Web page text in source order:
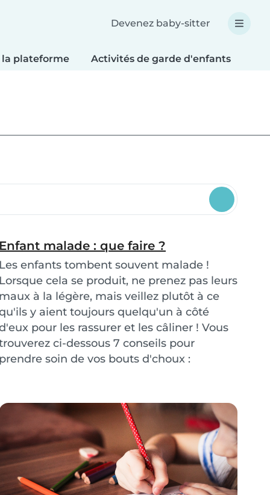
Devenez baby-sitter
la plateforme Activités de garde d'enfants
Enfant malade : que faire ?
Les enfants tombent souvent malade !
Lorsque cela se produit, ne prenez pas leurs
maux à la légère, mais veillez plutôt à ce
y aient toujours quelqu'un à côté
pour les rassurer et les câliner ! Vous
ci-dessous 7 conseils pour
prendre soin de vos bouts d'choux :